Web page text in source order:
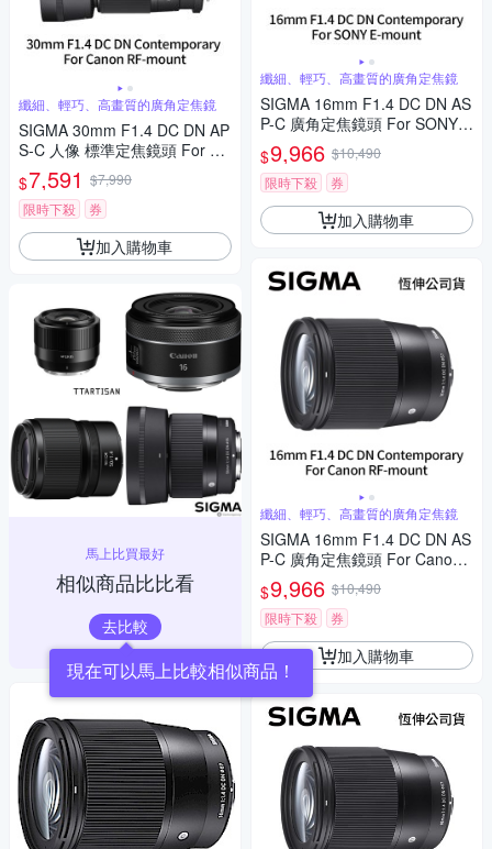
纖細、輕巧、高畫質的廣角定焦鏡
SIGMA 30mm F1.4 DC DN AP
S-C 人像 標準定焦鏡頭 For Ca
non RF-mount (公司貨)
$7,591 $7,990
限時下殺
券
加入購物車
馬上比買最好
相似商品比比看
去比較
現在可以馬上比較相似商品！
纖細、輕巧、高畫質的廣角定焦鏡
SIGMA 16mm F1.4 DC DN AS
P-C 廣角定焦鏡頭 For SONY E
-mount (公司貨)
$9,966 $10,490
限時下殺
券
加入購物車
纖細、輕巧、高畫質的廣角定焦鏡
SIGMA 16mm F1.4 DC DN AS
P-C 廣角定焦鏡頭 For Canon
RF-mount (公司貨)
$9,966 $10,490
限時下殺
券
加入購物車